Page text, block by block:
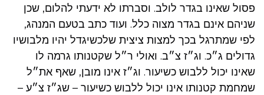
פסול שאינו בגדר לולב. וסברתו לא ידעתי להלום, שכן
שניהם אינם בגדר מצוה כלל. ועוד כתב בטעם המנהג,
לפי שמתרגל בכך למצות ציצית שלכשיגדל יהיו מלבושיו
גדולים ג״כ. וג״ז צ״ב. ואולי ר״ל שקטנותו גרמה לו
שאינו יכול ללבוש כשיעור. וג״ז אינו מובן, שאף את״ל
שמחמת קטנותו אינו יכול ללבוש כשיעור – שג״ז צ״ע –